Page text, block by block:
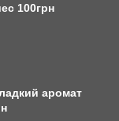
100грн
аромат